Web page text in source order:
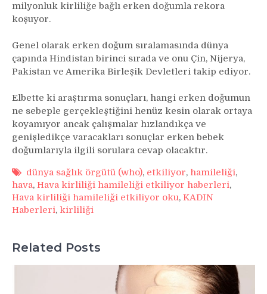
milyonluk kirliliğe bağlı erken doğumla rekora
koşuyor.
Genel olarak erken doğum sıralamasında dünya
çapında Hindistan birinci sırada ve onu Çin, Nijerya,
Pakistan ve Amerika Birleşik Devletleri takip ediyor.
Elbette ki araştırma sonuçları, hangi erken doğumun
ne sebeple gerçekleştiğini henüz kesin olarak ortaya
koyamıyor ancak çalışmalar hızlandıkça ve
genişledikçe varacakları sonuçlar erken bebek
doğumlarıyla ilgili sorulara cevap olacaktır.
dünya sağlık örgütü (who), etkiliyor, hamileliği,
hava, Hava kirliliği hamileliği etkiliyor haberleri,
Hava kirliliği hamileliği etkiliyor oku, KADIN
Haberleri, kirliliği
Related Posts